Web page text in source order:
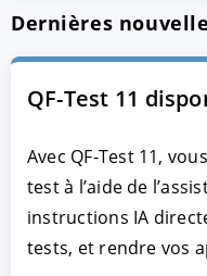
Dernières
QF-Test 11
Avec QF-Test 11,
test à l’aide de
instructions IA
tests, et rendre vos